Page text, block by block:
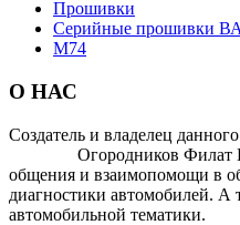
Прошивки
Серийные прошивки
М74
О НАС
Создатель и владелец
Огородников Филат
общения и взаимопомощи в
диагностики автомобилей. А
автомобильной тематики.